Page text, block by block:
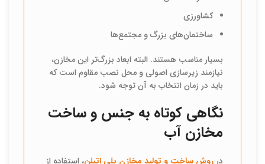
کشاورزی
ساختمان‌های بزرگ و مجتمع‌ها
بسیار مناسب هستند. البته ابعاد بزرگ‌تر این مخازن،
نیازمند زیرسازی اصولی و محل نصب مقاوم است که
باید در زمان انتخاب به آن توجه شود.
نگاهی کوتاه به جنس و ساخت
مخازن آب
در روش ساخت و تولید مخازن پلی اتیلن، استفاده از